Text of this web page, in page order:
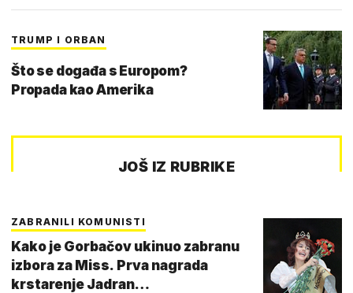
TRUMP I ORBAN
Što se događa s Europom?
Propada kao Amerika
JOŠ IZ RUBRIKE
ZABRANILI KOMUNISTI
Kako je Gorbačov ukinuo zabranu
izbora za Miss. Prva nagrada
krstarenje Jadran…